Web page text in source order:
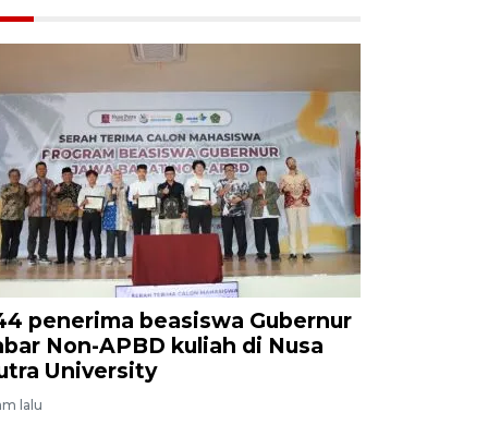
penerima beasiswa Gubernur
Non-APBD kuliah di Nusa
University
lalu